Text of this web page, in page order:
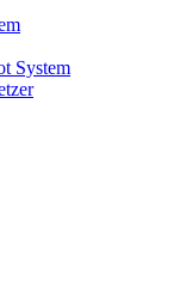
System